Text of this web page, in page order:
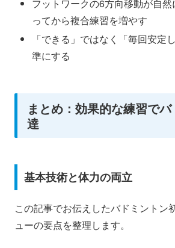
フットワークの6方向移動が自
ってから複合練習を増やす
「できる」ではなく「毎回安定
準にする
まとめ：効果的な練習で
達
基本技術と体力の両立
この記事でお伝えしたバドミントン
ューの要点を整理します。